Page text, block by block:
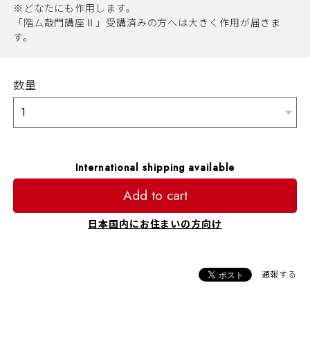
※どなたにも作用します。
「階ム敲門講座Ⅱ」受講済みの方へは大きく作用が届きま
す。
数量
International shipping available
Add to cart
日本国内にお住まいの方向け
通報する